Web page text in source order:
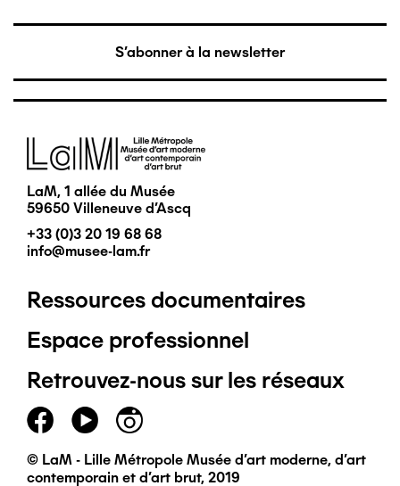
S'abonner à la newsletter
Image
LaM, 1 allée du Musée
59650 Villeneuve d'Ascq
+33 (0)3 20 19 68 68
info@musee-lam.fr
Pied
de
page
principal
Ressources documentaires
Espace professionnel
Retrouvez-nous sur les réseaux
© LaM - Lille Métropole Musée d'art moderne, d'art
contemporain et d'art brut, 2019